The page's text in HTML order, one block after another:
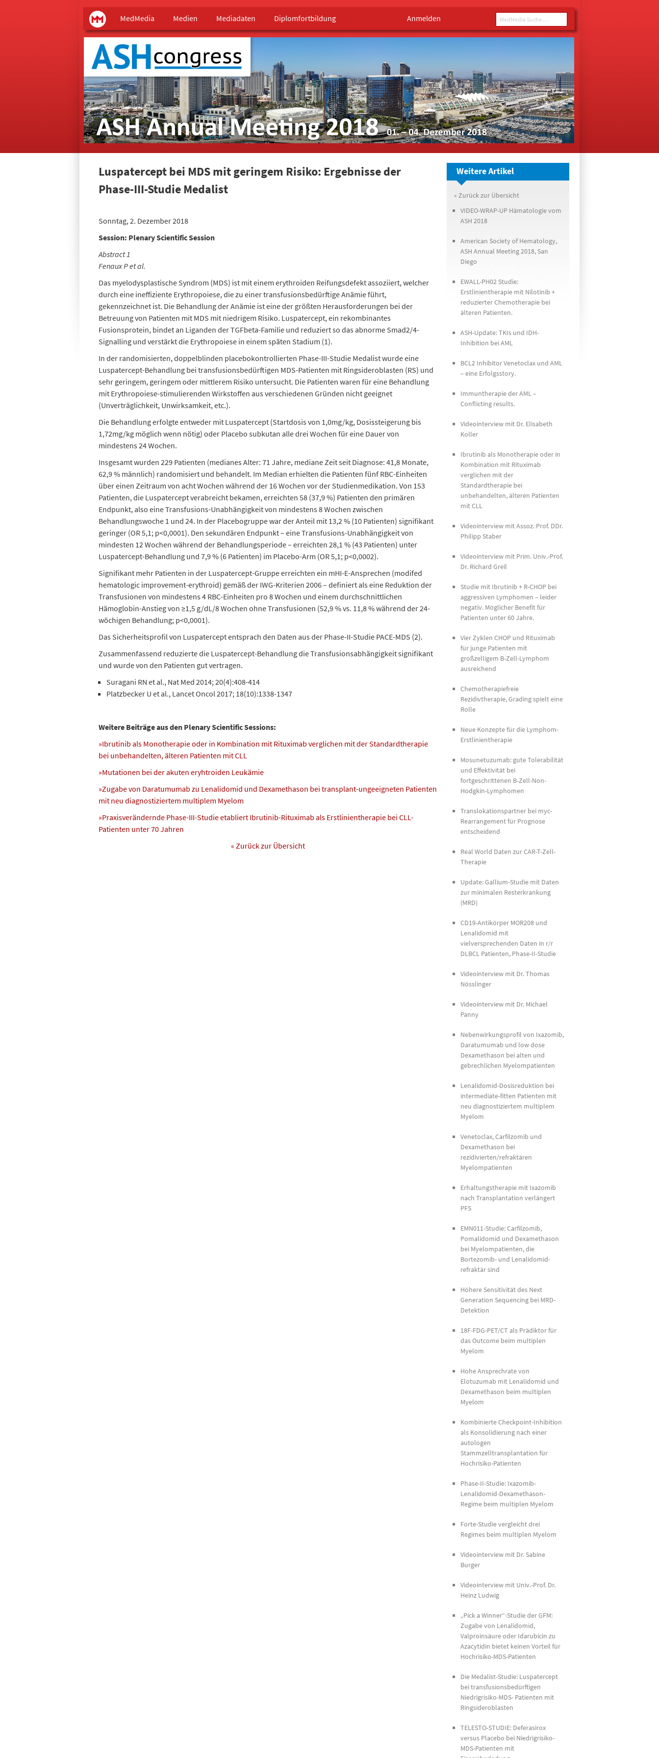
Main menu
MedMediaMedMedia Medien Mediadaten Diplomfortbildung Anmelden MedMedia Suche ...
Luspatercept bei MDS mit geringem Risiko: Ergebnisse der
Phase-III-Studie Medalist
Sonntag, 2. Dezember 2018
Session: Plenary Scientific Session
Abstract 1
Fenaux P et al.
Das myelodysplastische Syndrom (MDS) ist mit einem erythroiden Reifungsdefekt assoziiert, welcher
durch eine ineffiziente Erythropoiese, die zu einer transfusionsbedürftige Anämie führt,
gekennzeichnet ist. Die Behandlung der Anämie ist eine der größten Herausforderungen bei der
Betreuung von Patienten mit MDS mit niedrigem Risiko. Luspatercept, ein rekombinantes
Fusionsprotein, bindet an Liganden der TGFbeta-Familie und reduziert so das abnorme Smad2/4-
Signalling und verstärkt die Erythropoiese in einem späten Stadium (1).
In der randomisierten, doppelblinden placebokontrollierten Phase-III-Studie Medalist wurde eine
Luspatercept-Behandlung bei transfusionsbedürftigen MDS-Patienten mit Ringsideroblasten (RS) und
sehr geringem, geringem oder mittlerem Risiko untersucht. Die Patienten waren für eine Behandlung
mit Erythropoiese-stimulierenden Wirkstoffen aus verschiedenen Gründen nicht geeignet
(Unverträglichkeit, Unwirksamkeit, etc.).
Die Behandlung erfolgte entweder mit Luspatercept (Startdosis von 1,0mg/kg, Dosissteigerung bis
1,72mg/kg möglich wenn nötig) oder Placebo subkutan alle drei Wochen für eine Dauer von
mindestens 24 Wochen.
Insgesamt wurden 229 Patienten (medianes Alter: 71 Jahre, mediane Zeit seit Diagnose: 41,8 Monate,
62,9 % männlich) randomisiert und behandelt. Im Median erhielten die Patienten fünf RBC-Einheiten
über einen Zeitraum von acht Wochen während der 16 Wochen vor der Studienmedikation. Von 153
Patienten, die Luspatercept verabreicht bekamen, erreichten 58 (37,9 %) Patienten den primären
Endpunkt, also eine Transfusions-Unabhängigkeit von mindestens 8 Wochen zwischen
Behandlungswoche 1 und 24. In der Placebogruppe war der Anteil mit 13,2 % (10 Patienten) signifikant
geringer (OR 5,1; p<0,0001). Den sekundären Endpunkt – eine Transfusions-Unabhängigkeit von
mindesten 12 Wochen während der Behandlungsperiode – erreichten 28,1 % (43 Patienten) unter
Luspatercept-Behandlung und 7,9 % (6 Patienten) im Placebo-Arm (OR 5,1; p<0,0002).
Signifikant mehr Patienten in der Luspatercept-Gruppe erreichten ein mHI-E-Ansprechen (modifed
hematologic improvement-erythroid) gemäß der IWG-Kriterien 2006 – definiert als eine Reduktion der
Transfusionen von mindestens 4 RBC-Einheiten pro 8 Wochen und einem durchschnittlichen
Hämoglobin-Anstieg von ≥1,5 g/dL/8 Wochen ohne Transfusionen (52,9 % vs. 11,8 % während der 24-
wöchigen Behandlung; p<0,0001).
Das Sicherheitsprofil von Luspatercept entsprach den Daten aus der Phase-II-Studie PACE-MDS (2).
Zusammenfassend reduzierte die Luspatercept-Behandlung die Transfusionsabhängigkeit signifikant
und wurde von den Patienten gut vertragen.
Suragani RN et al., Nat Med 2014; 20(4):408-414
Platzbecker U et al., Lancet Oncol 2017; 18(10):1338-1347
Weitere Beiträge aus den Plenary Scientific Sessions:
»Ibrutinib als Monotherapie oder in Kombination mit Rituximab verglichen mit der Standardtherapie
bei unbehandelten, älteren Patienten mit CLL
»Mutationen bei der akuten eryhtroiden Leukämie
»Zugabe von Daratumumab zu Lenalidomid und Dexamethason bei transplant-ungeeigneten Patienten
mit neu diagnostiziertem multiplem Myelom
»Praxisverändernde Phase-III-Studie etabliert Ibrutinib-Rituximab als Erstlinientherapie bei CLL-
Patienten unter 70 Jahren
« Zurück zur Übersicht
Weitere Artikel
« Zurück zur Übersicht
VIDEO-WRAP-UP Hämatologie vom
ASH 2018
American Society of Hematology,
ASH Annual Meeting 2018, San
Diego
EWALL-PH02 Studie:
Erstlinientherapie mit Nilotinib +
reduzierter Chemotherapie bei
älteren Patienten.
ASH-Update: TKIs und IDH-
Inhibition bei AML
BCL2 Inhibitor Venetoclax und AML
– eine Erfolgsstory.
Immuntherapie der AML –
Conflicting results.
Videointerview mit Dr. Elisabeth
Koller
Ibrutinib als Monotherapie oder in
Kombination mit Rituximab
verglichen mit der
Standardtherapie bei
unbehandelten, älteren Patienten
mit CLL
Videointerview mit Assoz. Prof. DDr.
Philipp Staber
Videointerview mit Prim. Univ.-Prof.
Dr. Richard Greil
Studie mit Ibrutinib + R-CHOP bei
aggressiven Lymphomen – leider
negativ. Möglicher Benefit für
Patienten unter 60 Jahre.
Vier Zyklen CHOP und Rituximab
für junge Patienten mit
großzelligem B-Zell-Lymphom
ausreichend
Chemotherapiefreie
Rezidivtherapie, Grading spielt eine
Rolle
Neue Konzepte für die Lymphom-
Erstlinientherapie
Mosunetuzumab: gute Tolerabilität
und Effektivität bei
fortgeschrittenen B-Zell-Non-
Hodgkin-Lymphomen
Translokationspartner bei myc-
Rearrangement für Prognose
entscheidend
Real World Daten zur CAR-T-Zell-
Therapie
Update: Gallium-Studie mit Daten
zur minimalen Resterkrankung
(MRD)
CD19-Antikörper MOR208 und
Lenalidomid mit
vielversprechenden Daten in r/r
DLBCL Patienten, Phase-II-Studie
Videointerview mit Dr. Thomas
Nösslinger
Videointerview mit Dr. Michael
Panny
Nebenwirkungsprofil von Ixazomib,
Daratumumab und low dose
Dexamethason bei alten und
gebrechlichen Myelompatienten
Lenalidomid-Dosisreduktion bei
intermediate-fitten Patienten mit
neu diagnostiziertem multiplem
Myelom
Venetoclax, Carfilzomib und
Dexamethason bei
rezidivierten/refraktären
Myelompatienten
Erhaltungstherapie mit Ixazomib
nach Transplantation verlängert
PFS
EMN011-Studie: Carfilzomib,
Pomalidomid und Dexamethason
bei Myelompatienten, die
Bortezomib- und Lenalidomid-
refraktär sind
Höhere Sensitivität des Next
Generation Sequencing bei MRD-
Detektion
18F-FDG-PET/CT als Prädiktor für
das Outcome beim multiplen
Myelom
Hohe Ansprechrate von
Elotuzumab mit Lenalidomid und
Dexamethason beim multiplen
Myelom
Kombinierte Checkpoint-Inhibition
als Konsolidierung nach einer
autologen
Stammzelltransplantation für
Hochrisiko-Patienten
Phase-II-Studie: Ixazomib-
Lenalidomid-Dexamethason-
Regime beim multiplen Myelom
Forte-Studie vergleicht drei
Regimes beim multiplen Myelom
Videointerview mit Dr. Sabine
Burger
Videointerview mit Univ.-Prof. Dr.
Heinz Ludwig
„Pick a Winner“-Studie der GFM:
Zugabe von Lenalidomid,
Valproinsäure oder Idarubicin zu
Azacytidin bietet keinen Vorteil für
Hochrisiko-MDS-Patienten
Die Medalist-Studie: Luspatercept
bei transfusionsbedürftigen
Niedrigrisiko-MDS- Patienten mit
Ringsideroblasten
TELESTO-STUDIE: Deferasirox
versus Placebo bei Niedrigrisiko-
MDS-Patienten mit